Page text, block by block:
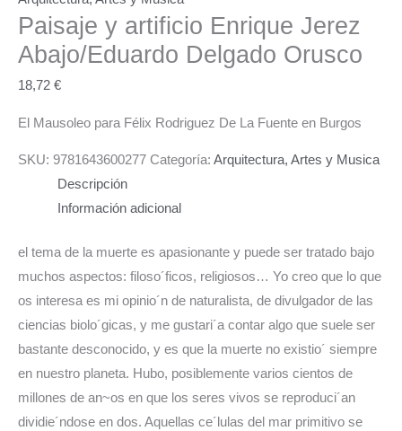
Paisaje y artificio Enrique Jerez
Abajo/Eduardo Delgado Orusco
18,72 €
El Mausoleo para Félix Rodriguez De La Fuente en Burgos
SKU: 9781643600277 Categoría: Arquitectura, Artes y Musica
Descripción
Información adicional
el tema de la muerte es apasionante y puede ser tratado bajo
muchos aspectos: filoso´ficos, religiosos… Yo creo que lo que
os interesa es mi opinio´n de naturalista, de divulgador de las
ciencias biolo´gicas, y me gustari´a contar algo que suele ser
bastante desconocido, y es que la muerte no existio´ siempre
en nuestro planeta. Hubo, posiblemente varios cientos de
millones de an~os en que los seres vivos se reproduci´an
dividie´ndose en dos. Aquellas ce´lulas del mar primitivo se